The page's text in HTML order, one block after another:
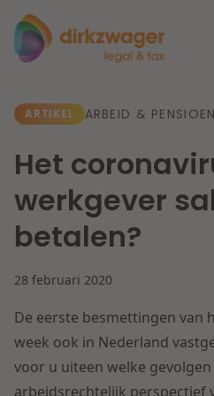
Expertises
Fiscaal
Arbeid & Pensioen
IE & Innovatie
Dichtbij een
Lees meer
Artikelen
Klantcases
Events
Specialisten
Over Dirkzwager
Werken bij
ARTIKEL ARBEID & PENSIOEN
Het
werkgever
betalen?
28 februari 2020
De eerste besmettingen van
week ook in Nederland
voor u uiteen welke
arbeidsrechtelijk perspectief